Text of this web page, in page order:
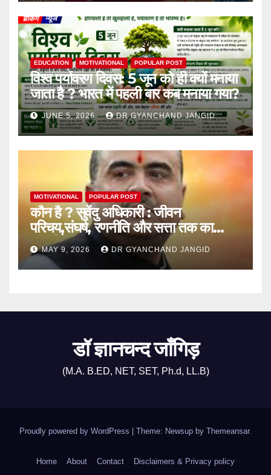
EDUCATION MOTIVATIONAL POPULAR POST
विश्व पर्यावरण दिवस: 5 जून को ही क्यों मनाया
जाता है ? भारत में पहली बार कब मनाया गया?
JUNE 5, 2026 DR GYANCHAND JANGID
MOTIVATIONAL POPULAR POST
कौन है ? सुवेंदु अधिकारी : जीवन
परिचय,संघर्ष, रणनीति और सत्ता तक का
राजनीतिक सफर
MAY 9, 2026 DR GYANCHAND JANGID
डॉ ज्ञानचन्द जाँगिड़
(M.A. B.ED, NET, SET, Ph.d, LL.B)
Proudly powered by WordPress Theme: Newsup by Themeansar.
Home About Contact Disclaimers & Privacy policy